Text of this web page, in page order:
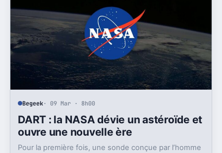
Begeek· 09 Mar · 8h00
DART : la NASA dévie un astéroïde et
ouvre une nouvelle ère
Pour la première fois, une sonde conçue par l’homme